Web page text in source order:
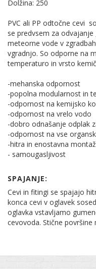
Dolžina: 250
PVC ali PP odtočne cevi
se predvsem za
meteorne vode v
vgradnjo. So odporne na
temperaturo in vrsto
-mehanska odpornost
-popolna modularnost in
-odpornost na kemijsko
-odpornost na vrelo vodo
-dobro odnašanje odplak
-odpornost na vse
-hitra in enostavna
- samougasljivost
SPAJANJE:
Cevi in fitingi se spajajo
konca cevi v oglavek
oglavka vstavljamo
cevovoda. Stične